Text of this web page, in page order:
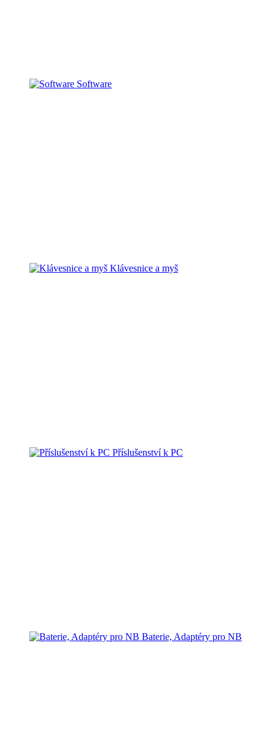
Software
Klávesnice a myš
Příslušenství k PC
Baterie, Adaptéry pro NB